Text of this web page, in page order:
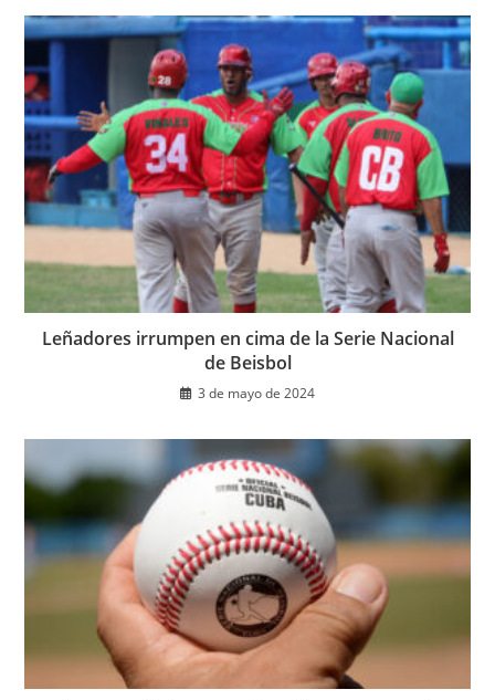
Leñadores irrumpen en cima de la Serie Nacional
de Beisbol
3 de mayo de 2024